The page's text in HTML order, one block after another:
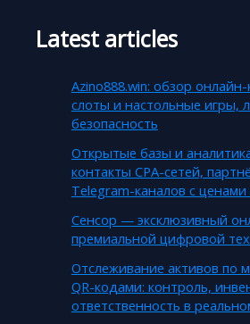
Latest articles
Azino888.win: обзор
слоты и настольные игры,
безопасность
Открытые базы и
контакты CPA-сетей,
Telegram-каналов с ценами
Сенсор — эксклюзивный
премиальной цифровой
Отслеживание активов по
QR-кодами: контроль,
ответственность в